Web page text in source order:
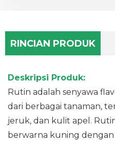
RINCIAN PRODUK
Deskripsi Produk:
Rutin adalah senyawa
dari berbagai tanaman,
jeruk, dan kulit apel.
berwarna kuning